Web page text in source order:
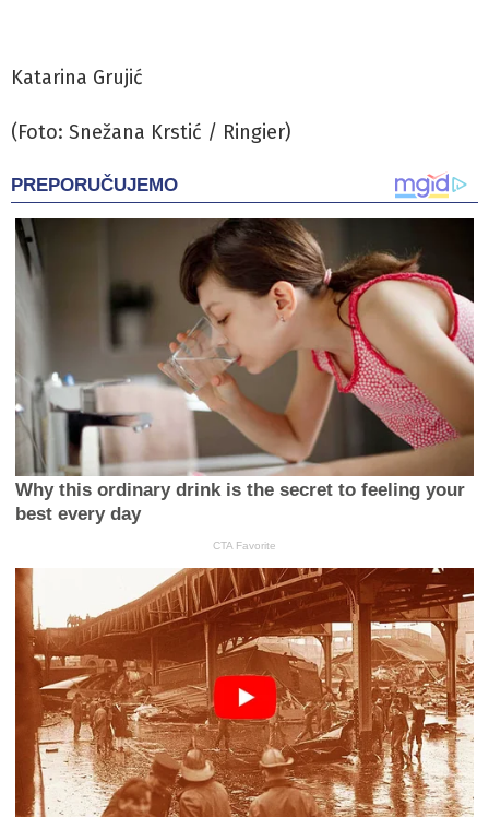
Katarina Grujić
(Foto: Snežana Krstić / Ringier)